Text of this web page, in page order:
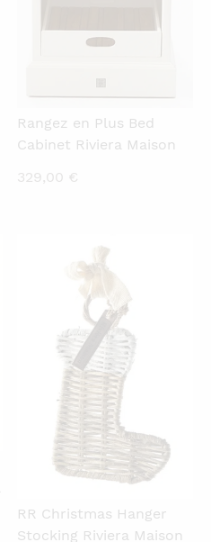
Rangez en Plus Bed
Cabinet Riviera Maison
329,00 €
RR Christmas Hanger
Stocking Riviera Maison